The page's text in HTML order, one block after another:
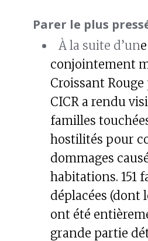
Parer le plus
À la suite d’un
conjointement
Croissant
CICR a rendu
familles
hostilités pour
dommages
habitations. 151
déplacées (dont
ont été
grande partie